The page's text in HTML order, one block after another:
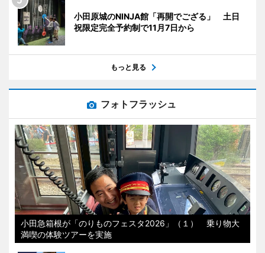
小田原城のNINJA館「再開でござる」 土日
祝限定完全予約制で11月7日から
もっと見る
フォトフラッシュ
小田急箱根が「のりものフェスタ2026」（１） 乗り物大
満喫の体験ツアーを実施